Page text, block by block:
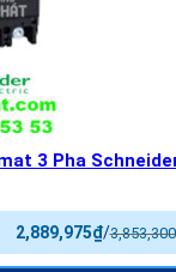
3 Pha
3,853,300
/
2,889,975₫